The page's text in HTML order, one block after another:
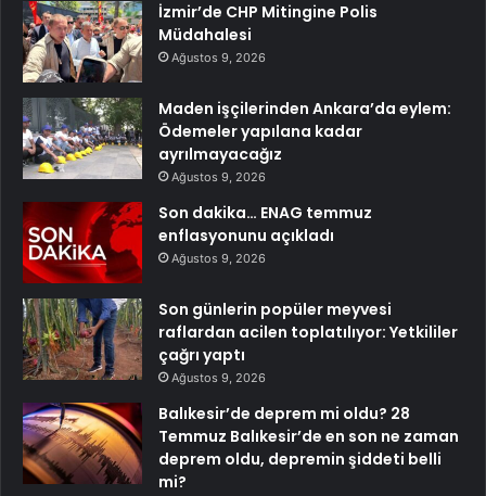
İzmir’de CHP Mitingine Polis
Müdahalesi
Ağustos 9, 2026
Maden işçilerinden Ankara’da eylem:
Ödemeler yapılana kadar
ayrılmayacağız
Ağustos 9, 2026
Son dakika… ENAG temmuz
enflasyonunu açıkladı
Ağustos 9, 2026
Son günlerin popüler meyvesi
raflardan acilen toplatılıyor: Yetkililer
çağrı yaptı
Ağustos 9, 2026
Balıkesir’de deprem mi oldu? 28
Temmuz Balıkesir’de en son ne zaman
deprem oldu, depremin şiddeti belli
mi?